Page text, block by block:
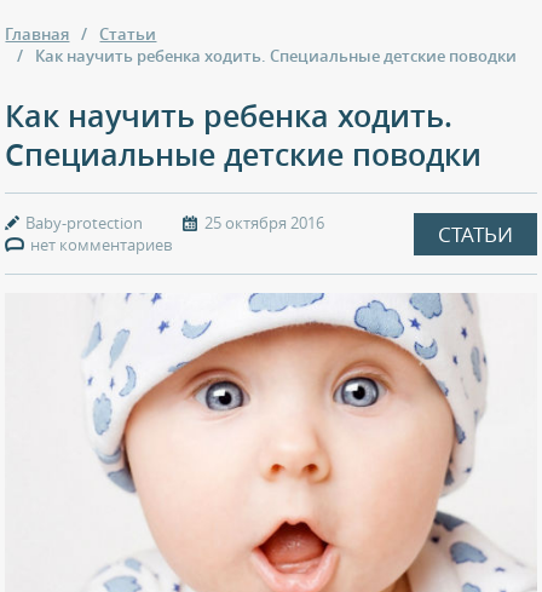
Главная
Статьи
Как научить ребенка ходить. Специальные детские поводки
Как научить ребенка ходить.
Специальные детские поводки
Baby-protection
25 октября 2016
нет комментариев
СТАТЬИ